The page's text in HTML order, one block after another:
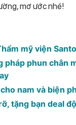
mơ ước nhé!
mỹ viện
pháp phun chân
nam và biện
tặng bạn deal